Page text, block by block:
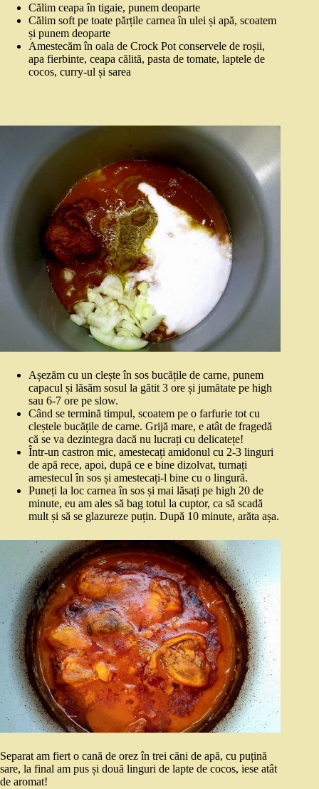
Călim ceapa în tigaie, punem deoparte
Călim soft pe toate părțile carnea în ulei și apă, scoatem
și punem deoparte
Amestecăm în oala de Crock Pot conservele de roșii,
apa fierbinte, ceapa călită, pasta de tomate, laptele de
cocos, curry-ul și sarea
Așezăm cu un clește în sos bucățile de carne, punem
capacul și lăsăm sosul la gătit 3 ore și jumătate pe high
sau 6-7 ore pe slow.
Când se termină timpul, scoatem pe o farfurie tot cu
cleștele bucățile de carne. Grijă mare, e atât de fragedă
că se va dezintegra dacă nu lucrați cu delicatețe!
Într-un castron mic, amestecați amidonul cu 2-3 linguri
de apă rece, apoi, după ce e bine dizolvat, turnați
amestecul în sos și amestecați-l bine cu o lingură.
Puneți la loc carnea în sos și mai lăsați pe high 20 de
minute, eu am ales să bag totul la cuptor, ca să scadă
mult și să se glazureze puțin. După 10 minute, arăta așa.
Separat am fiert o cană de orez în trei căni de apă, cu puțină
sare, la final am pus și două linguri de lapte de cocos, iese atât
de aromat!